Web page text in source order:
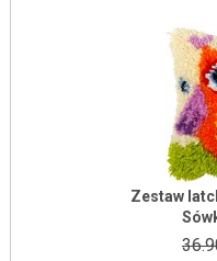
Zestaw